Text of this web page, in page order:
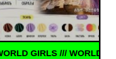
/// WORLD GIRLS ///